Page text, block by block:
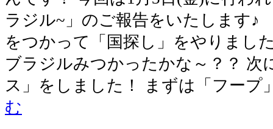
ラジル~」のご報告をいたします♪
をつかって「国探し」をやりまし
ブラジルみつかったかな～？？ 次
ス」をしました！ まずは「フー
む